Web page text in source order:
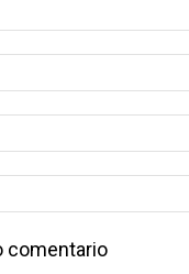
comentario